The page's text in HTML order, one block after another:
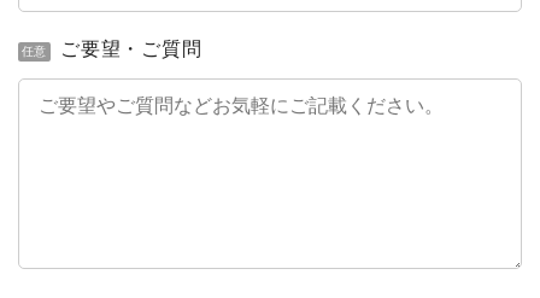
任意 ご要望・ご質問